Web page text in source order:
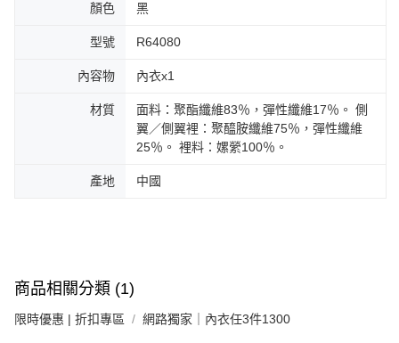
顏色 黑
型號 R64080
內容物 內衣x1
材質
面料：聚酯纖維83％，彈性纖維17％。 側
翼／側翼裡：聚醯胺纖維75％，彈性纖維
25％。 裡料：嫘縈100％。
產地 中國
商品相關分類 (1)
限時優惠 | 折扣專區 網路獨家｜內衣任3件1300